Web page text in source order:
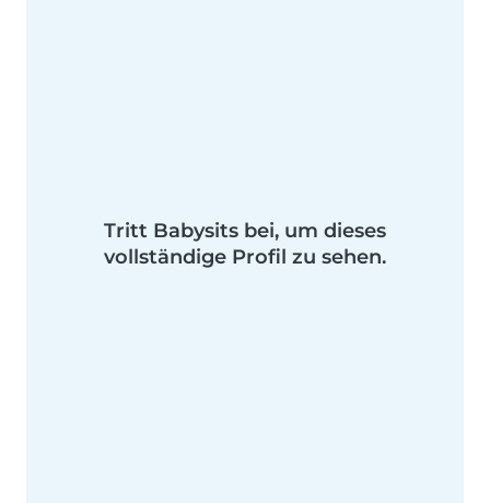
Tritt Babysits bei, um dieses
vollständige Profil zu sehen.